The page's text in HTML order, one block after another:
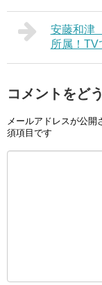
安藤和津
所属！TV
コメントをど
メールアドレスが公開
須項目です